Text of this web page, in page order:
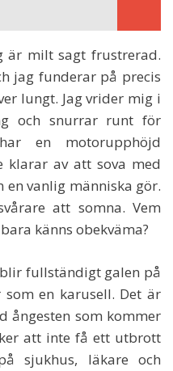
är milt sagt frustrerad.
jag funderar på precis
lungt. Jag vrider mig i
och snurrar runt för
en motorupphöjd
klarar av att sova med
en vanlig människa gör.
att somna. Vem
känns obekväma?
blir fullständigt galen på
en karusell. Det är
ångesten som kommer
att inte få ett utbrott
sjukhus, läkare och